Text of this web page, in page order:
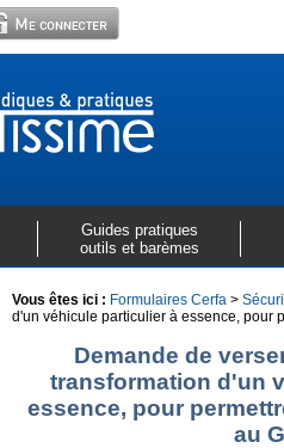
Guides pratiques
outils et barèmes
Vous êtes ici : Formulaires Cerfa >
d'un véhicule particulier à essence, pour
Demande de
transformation d'un
essence, pour
au